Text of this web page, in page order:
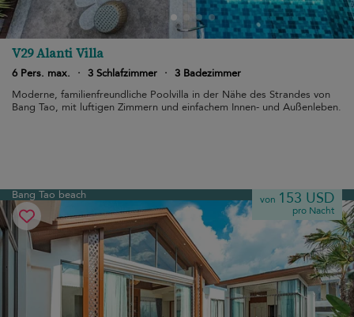
V29 Alanti Villa
6 Pers. max. · 3 Schlafzimmer · 3 Badezimmer
Moderne, familienfreundliche Poolvilla in der Nähe des Strandes von
Bang Tao, mit luftigen Zimmern und einfachem Innen- und Außenleben.
Bang Tao beach von 153 USD
pro Nacht